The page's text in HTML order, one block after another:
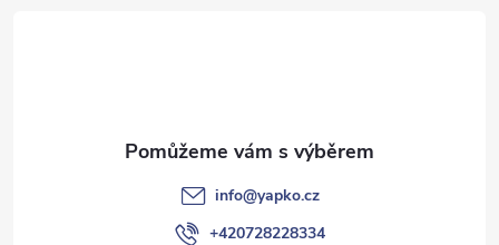
info@yapko.cz
+420728228334